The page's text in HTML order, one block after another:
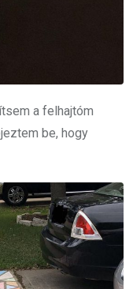
a felhajtóm
be, hogy